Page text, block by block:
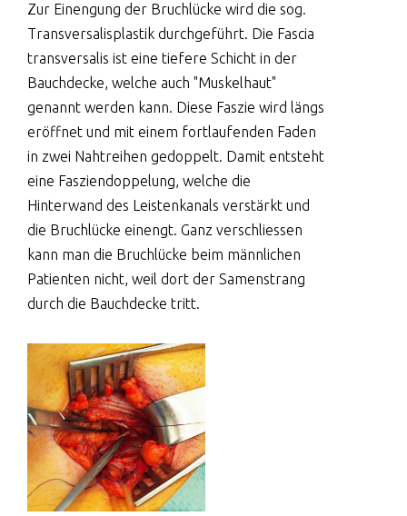
Zur Einengung der Bruchlücke wird die sog.
Transversalisplastik durchgeführt. Die Fascia
transversalis ist eine tiefere Schicht in der
Bauchdecke, welche auch "Muskelhaut"
genannt werden kann. Diese Faszie wird längs
eröffnet und mit einem fortlaufenden Faden
in zwei Nahtreihen gedoppelt. Damit entsteht
eine Fasziendoppelung, welche die
Hinterwand des Leistenkanals verstärkt und
die Bruchlücke einengt. Ganz verschliessen
kann man die Bruchlücke beim männlichen
Patienten nicht, weil dort der Samenstrang
durch die Bauchdecke tritt.